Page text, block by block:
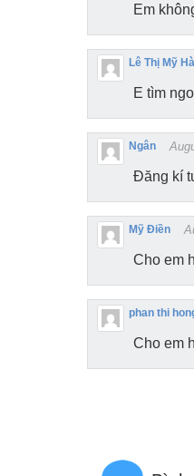
Em
Lê Thị Mỹ Hà
E tìm
Ngân
Đăng kí
Mỹ Điền
Cho em
phan thi
Cho em